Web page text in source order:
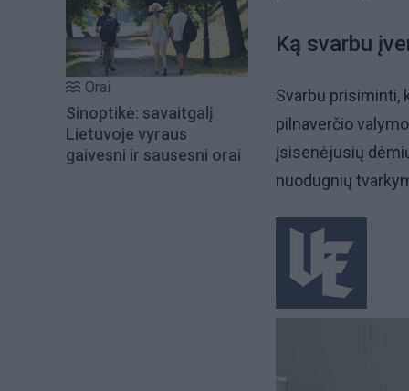
Orai
Sinoptikė: savaitgalį
Lietuvoje vyraus
gaivesni ir sausesni orai
Ką svarbu
Svarbu prisiminti,
pilnaverčio
įsisenėjusių
nuodugnių